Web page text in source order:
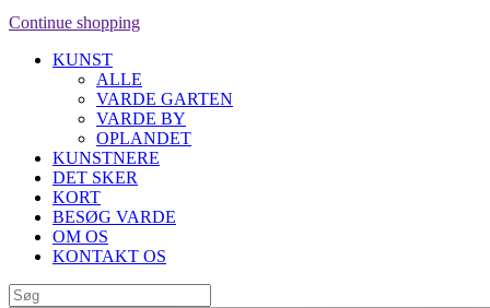
Continue shopping
KUNST
ALLE
VARDE GARTEN
VARDE BY
OPLANDET
KUNSTNERE
DET SKER
KORT
BESØG VARDE
OM OS
KONTAKT OS